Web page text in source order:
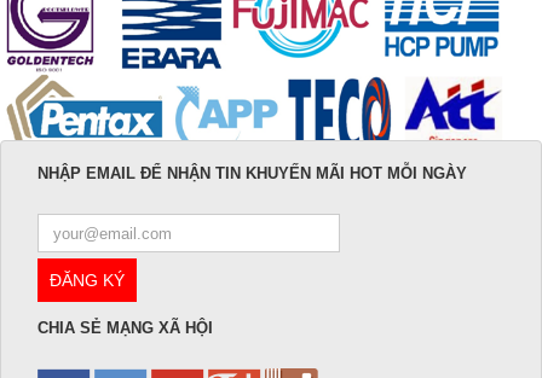
NHẬP EMAIL ĐỂ NHẬN TIN KHUYẾN MÃI HOT MỖI NGÀY
CHIA SẺ MẠNG XÃ HỘI